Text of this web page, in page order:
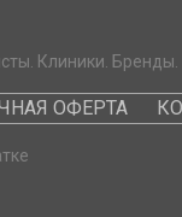
Клиники. Бренды.
ОФЕРТА